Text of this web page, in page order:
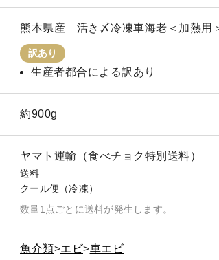
熊本県産 活き〆冷凍車海老＜加熱用
訳あり
生産者都合による訳あり
約900g
ヤマト運輸（食べチョク特別送料）
送料
クール便（冷凍）
数量1点ごとに送料が発生します。
魚介類 エビ 車エビ